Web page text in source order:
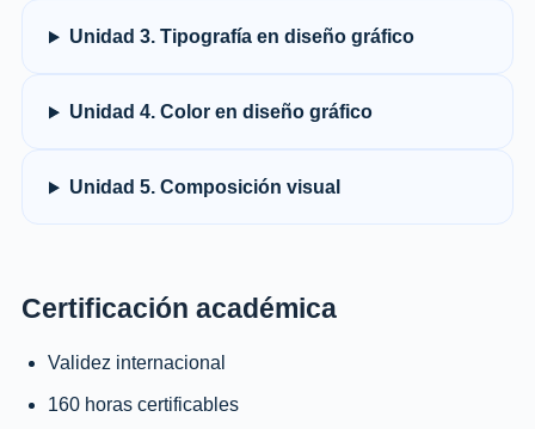
Unidad 3. Tipografía en diseño gráfico
Unidad 4. Color en diseño gráfico
Unidad 5. Composición visual
Certificación académica
Validez internacional
160 horas certificables